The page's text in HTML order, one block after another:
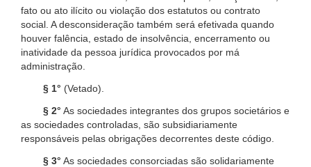
fato ou ato ilícito ou violação dos estatutos ou contrato
social. A desconsideração também será efetivada quando
houver falência, estado de insolvência, encerramento ou
inatividade da pessoa jurídica provocados por má
administração.
§ 1° (Vetado).
§ 2° As sociedades integrantes dos grupos societários e
as sociedades controladas, são subsidiariamente
responsáveis pelas obrigações decorrentes deste código.
§ 3° As sociedades consorciadas são solidariamente